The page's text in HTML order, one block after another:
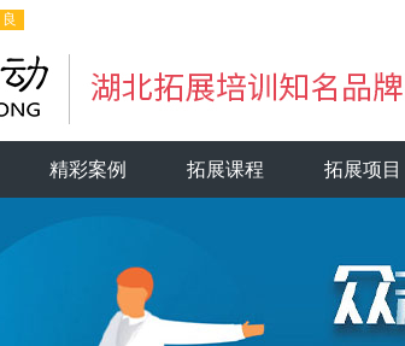
精彩案例 拓展课程 拓展项目